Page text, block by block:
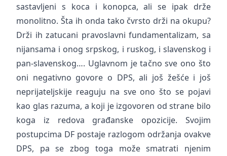
sastavljeni s koca i konopca, ali se ipak drže
monolitno. Šta ih onda tako čvrsto drži na okupu?
Drži ih zatucani pravoslavni fundamentalizam, sa
nijansama i onog srpskog, i ruskog, i slavenskog i
pan-slavenskog…. Uglavnom je tačno sve ono što
oni negativno govore o DPS, ali još žešće i još
neprijateljskije reaguju na sve ono što se pojavi
kao glas razuma, a koji je izgovoren od strane bilo
koga iz redova građanske opozicije. Svojim
postupcima DF postaje razlogom održanja ovakve
DPS, pa se zbog toga može smatrati njenim